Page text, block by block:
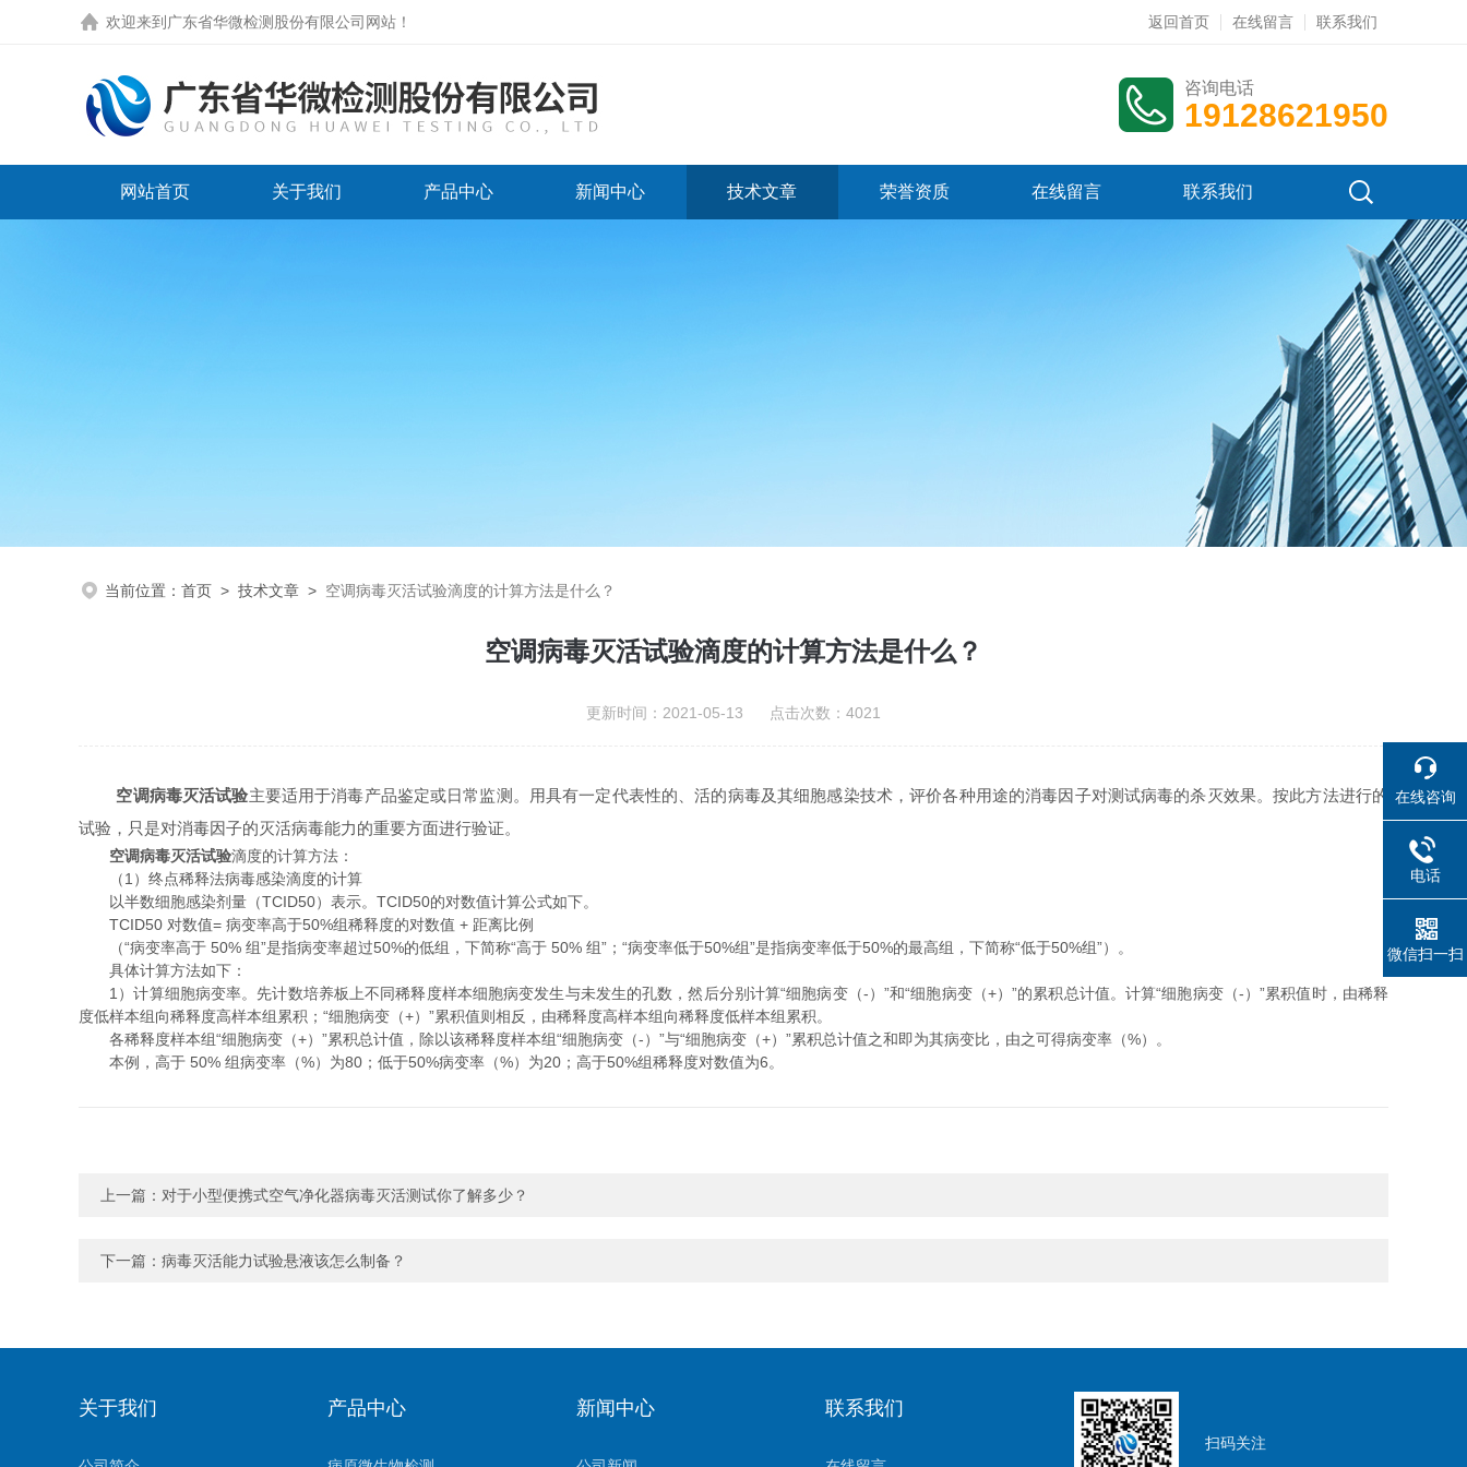
欢迎来到 广东省华微检测股份有限公司网站 ！ 返回首页 在线留言 联系我们
咨询电话
19128621950
网站首页 关于我们 产品中心 新闻中心 技术文章 荣誉资质 在线留言 联系我们
当前位置： 首页 > 技术文章 > 空调病毒灭活试验滴度的计算方法是什么？
空调病毒灭活试验滴度的计算方法是什么？
更新时间：2021-05-13 点击次数：4021
空调病毒灭活试验主要适用于消毒产品鉴定或日常监测。用具有一定代表性的、活的病毒及其细胞感染技术，评价各种用途的消毒因子对测试病毒的杀灭效果。按此方法进行的
试验，只是对消毒因子的灭活病毒能力的重要方面进行验证。
空调病毒灭活试验滴度的计算方法：
（1）终点稀释法病毒感染滴度的计算
以半数细胞感染剂量（TCID50）表示。TCID50的对数值计算公式如下。
TCID50 对数值= 病变率高于50%组稀释度的对数值 + 距离比例
（“病变率高于 50% 组”是指病变率超过50%的低组，下简称“高于 50% 组”；“病变率低于50%组”是指病变率低于50%的最高组，下简称“低于50%组”）。
具体计算方法如下：
1）计算细胞病变率。先计数培养板上不同稀释度样本细胞病变发生与未发生的孔数，然后分别计算“细胞病变（-）”和“细胞病变（+）”的累积总计值。计算“细胞病变（-）”累积值时，由稀释
度低样本组向稀释度高样本组累积；“细胞病变（+）”累积值则相反，由稀释度高样本组向稀释度低样本组累积。
各稀释度样本组“细胞病变（+）”累积总计值，除以该稀释度样本组“细胞病变（-）”与“细胞病变（+）”累积总计值之和即为其病变比，由之可得病变率（%）。
本例，高于 50% 组病变率（%）为80；低于50%病变率（%）为20；高于50%组稀释度对数值为6。
上一篇： 对于小型便携式空气净化器病毒灭活测试你了解多少？
下一篇： 病毒灭活能力试验悬液该怎么制备？
关于我们 产品中心 新闻中心 联系我们
扫码关注
在线咨询
电话
微信扫一扫